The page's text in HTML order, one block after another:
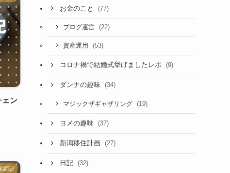
ェン
闘記
お金のこと (77)
ブログ運営 (22)
資産運用 (53)
コロナ禍で結婚式挙げましたレポ (9)
ダンナの趣味 (34)
マジックザギャザリング (19)
ヨメの趣味 (37)
新潟移住計画 (27)
日記 (32)